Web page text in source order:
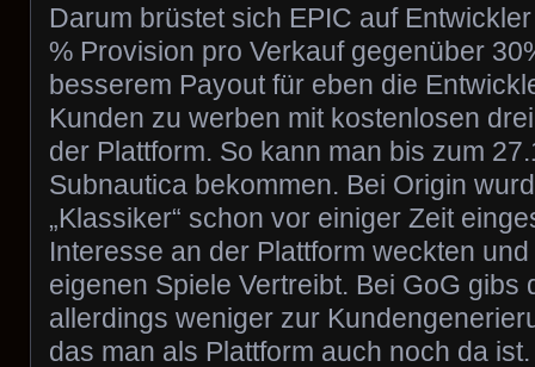
Darum brüstet sich EPIC auf
% Provision pro Verkauf gegenüber
besserem Payout für eben die
Kunden zu werben mit kostenlosen
der Plattform. So kann man bis zum
Subnautica bekommen. Bei Origin
„Klassiker“ schon vor einiger Zeit
Interesse an der Plattform weckten
eigenen Spiele Vertreibt. Bei GoG gibs
allerdings weniger zur
das man als Plattform auch noch da ist.